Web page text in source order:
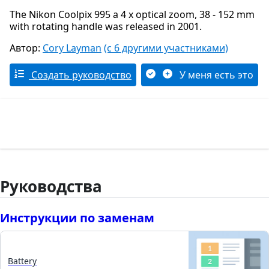
The Nikon Coolpix 995 a 4 x optical zoom, 38 - 152 mm
with rotating handle was released in 2001.
Автор: Cory Layman (с 6 другими участниками)
Создать руководство У меня есть это
Руководства
Инструкции по заменам
Battery